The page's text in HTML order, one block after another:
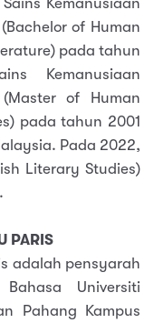
of Human
pada tahun
Kemanusiaan
of Human
pada tahun 2001
Pada 2022,
Literary Studies)
PARIS
adalah pensyarah
Universiti
Pahang Kampus